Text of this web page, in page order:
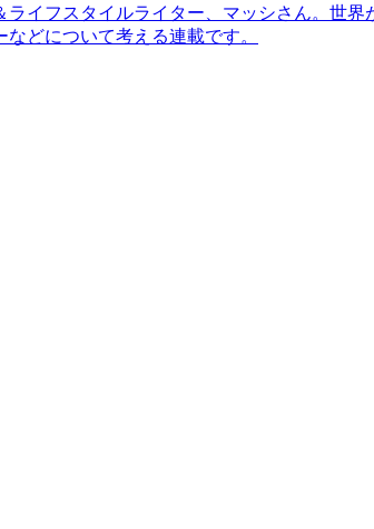
ライフスタイルライター、マッシさん。世
どについて考える連載です。